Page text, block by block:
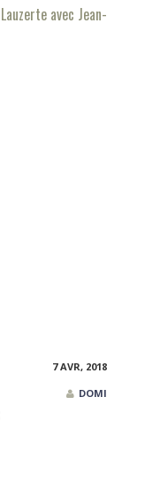
avec Jean-
7 AVR, 2018
DOMI